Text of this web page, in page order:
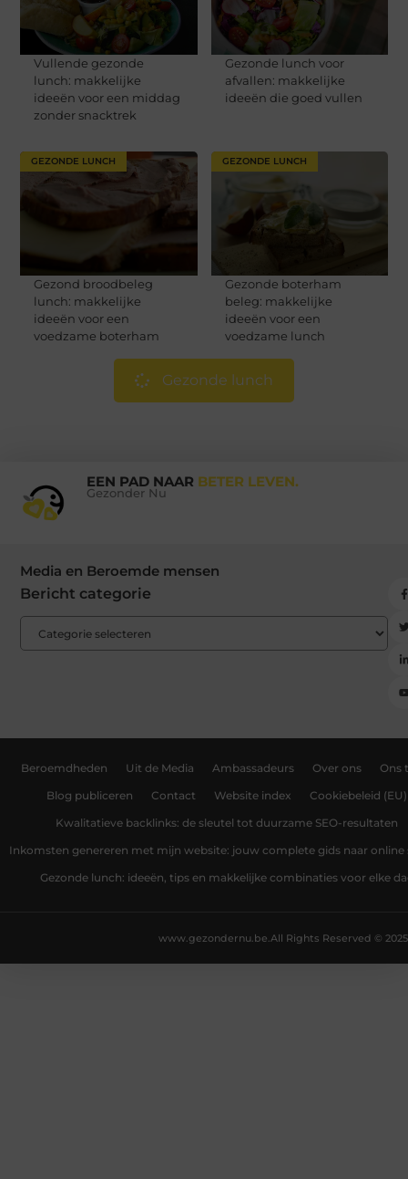
Vullende gezonde
lunch: makkelijke
ideeën voor een middag
zonder snacktrek
Gezonde lunch voor
afvallen: makkelijke
ideeën die goed vullen
GEZONDE LUNCH
Gezond broodbeleg
lunch: makkelijke
ideeën voor een
voedzame boterham
GEZONDE LUNCH
Gezonde boterham
beleg: makkelijke
ideeën voor een
voedzame lunch
Gezonde lunch
EEN PAD NAAR BETER LEVEN.
Gezonder Nu
Media en Beroemde mensen
Bericht categorie
Beroemdheden Uit de Media Ambassadeurs Over ons Ons
Blog publiceren Contact Website index Cookiebeleid (EU)
Kwalitatieve backlinks: de sleutel tot duurzame SEO-resultaten
Inkomsten genereren met mijn website: jouw complete gids naar online
Gezonde lunch: ideeën, tips en makkelijke combinaties voor elke
All Rights Reserved © 2025
www.gezondernu.be.